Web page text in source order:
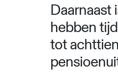
Daarnaast
hebben
tot